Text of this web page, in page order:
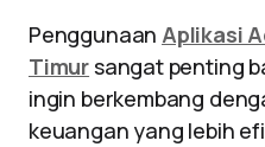
Penggunaan Aplikasi
Timursangat penting
ingin berkembang
keuangan yang lebih